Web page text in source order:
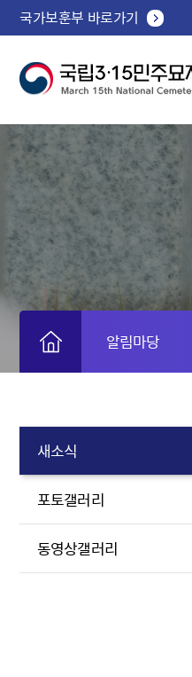
국가보훈부 바로가기
알림마당
새소식
포토갤러리
동영상갤러리